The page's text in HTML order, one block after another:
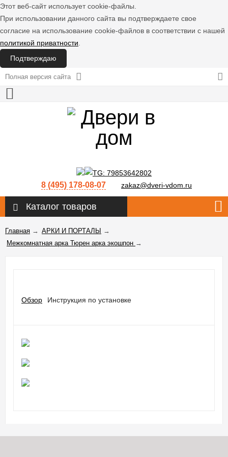
Этот веб-сайт использует cookie-файлы.
При использовании данного сайта вы подтверждаете свое
согласие на использование cookie-файлов в соответствии с нашей
политикой приватности
Подтверждаю
Полная версия сайта
8 (495) 178-08-07 zakaz@dveri-vdom.ru
Каталог товаров
Главная → АРКИ И ПОРТАЛЫ
→
Межкомнатная арка Тюрен арка экошпон →
Обзор Инструкция по установке